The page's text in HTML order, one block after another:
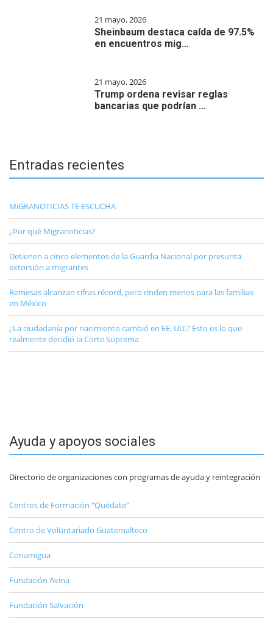
21 mayo, 2026
Sheinbaum destaca caída de 97.5%
en encuentros mig…
21 mayo, 2026
Trump ordena revisar reglas
bancarias que podrían …
Entradas recientes
MiGRANOTICIAS TE ESCUCHA
¿Por qué Migranoticias?
Detienen a cinco elementos de la Guardia Nacional por presunta
extorsión a migrantes
Remesas alcanzan cifras récord, pero rinden menos para las familias
en México
¿La ciudadanía por nacimiento cambió en EE. UU.? Esto es lo que
realmente decidió la Corte Suprema
Ayuda y apoyos sociales
Directorio de organizaciones con programas de ayuda y reintegración
Centros de Formación “Quédate”
Centro de Voluntariado Guatemalteco
Conamigua
Fundación Avina
Fundación Salvación